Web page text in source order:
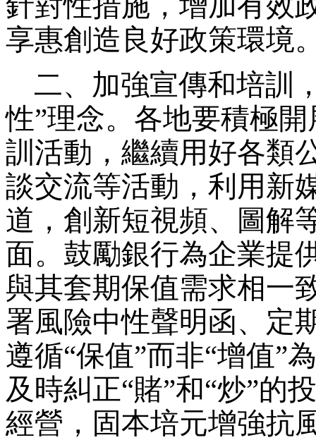
享惠創造良好政策環境
二、加強宣傳和培訓
性”理念。各地要積極
訓活動，繼續用好各類
談交流等活動，利用新
道，創新短視頻、圖解
面。鼓勵銀行為企業提
與其套期保值需求相一
署風險中性聲明函、定
遵循“保值”而非“增值”
及時糾正“賭”和“炒”的
經營，固本培元增強抗